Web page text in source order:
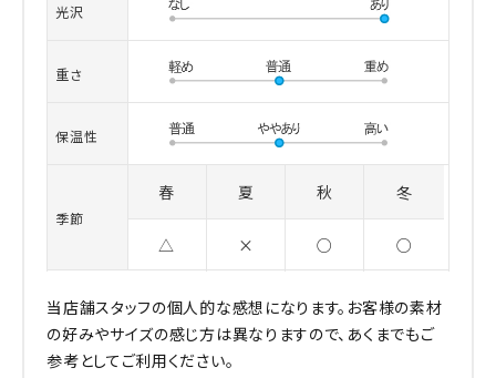
光沢
重さ
保温性
季節
春 夏 秋 冬
△ × ○ ○
当店舗スタッフの個人的な感想になります。お客様の素材
の好みやサイズの感じ方は異なりますので、あくまでもご
参考としてご利用ください。